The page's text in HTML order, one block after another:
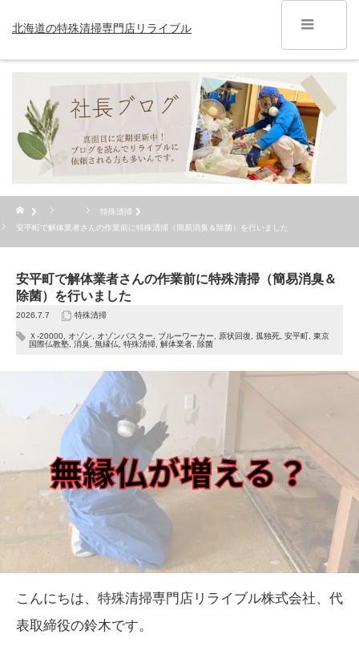
北海道の特殊清掃専門店リライブル
特殊清掃
安平町で解体業者さんの作業前に特殊清掃（簡易消臭＆除菌）を行いました
安平町で解体業者さんの作業前に特殊清掃（簡易消臭＆
除菌）を行いました
2026.7.7 特殊清掃
Ｘ-20000, オゾン, オゾンバスター, ブルーワーカー, 原状回復, 孤独死, 安平町, 東京
国際仏教塾, 消臭, 無縁仏, 特殊清掃, 解体業者, 除菌
こんにちは、特殊清掃専門店リライブル株式会社、代
表取締役の鈴木です。